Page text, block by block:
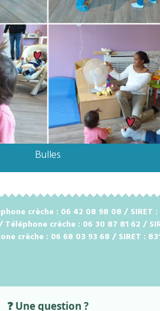
Bulles
crèche : 06 42 08 98 08 / SIRET
crèche : 06 30 87 81 62 /
crèche : 06 68 03 93 68 / SIRET :
❓ Une question ?